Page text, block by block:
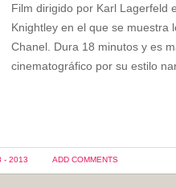
Film dirigido por Karl Lagerfeld
Knightley en el que se muestra
Chanel. Dura 18 minutos y es
cinematográfico por su estilo
- 2013 ADD COMMENTS